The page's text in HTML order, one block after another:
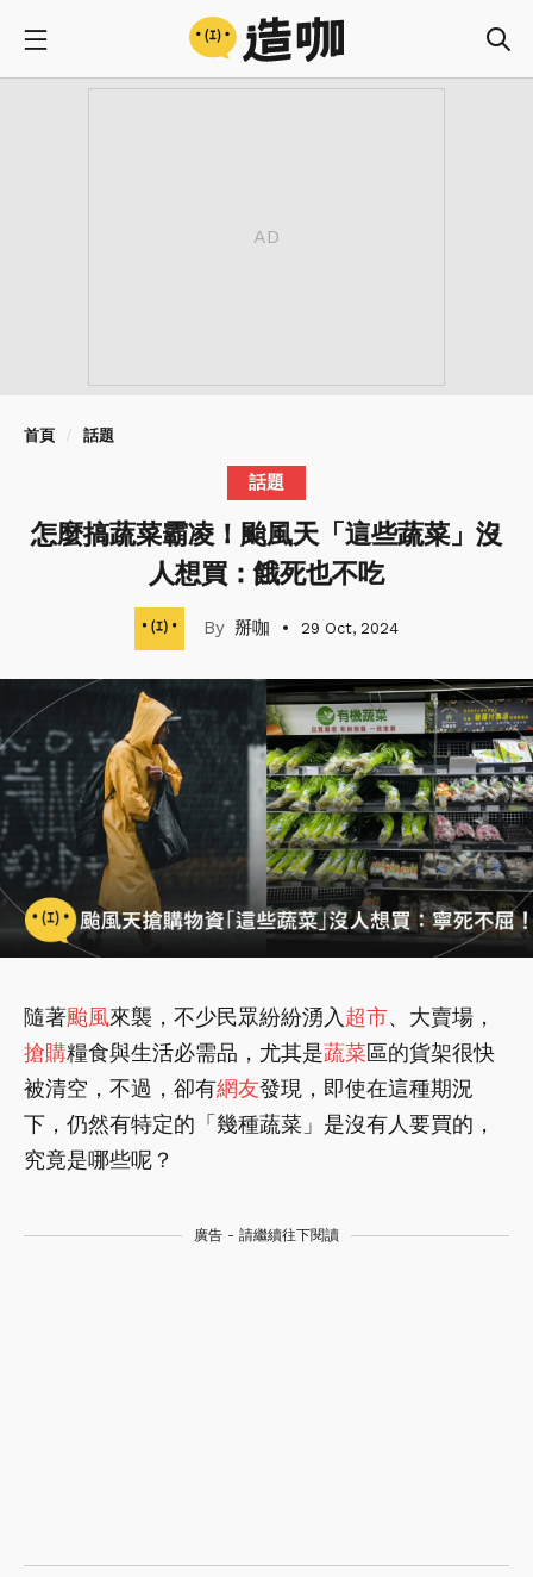
首頁 話題
話題
怎麼搞蔬菜霸凌！颱風天「這些蔬菜」沒
人想買：餓死也不吃
掰咖 29 Oct, 2024
隨著颱風來襲，不少民眾紛紛湧入 超市、大賣場，
搶購糧食與生活必需品，尤其是蔬菜區的貨架很快
被清空，不過，卻有網友發現，即使在這種期況
下，仍然有特定的「幾種蔬菜」是沒有人要買的，
究竟是哪些呢？
廣告 - 請繼續往下閱讀